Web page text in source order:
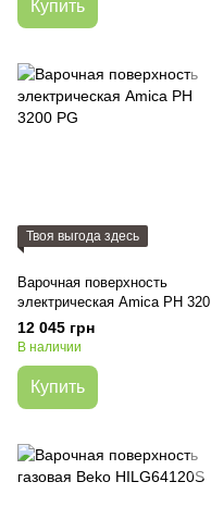
Купить
Твоя выгода здесь
Варочная поверхность
электрическая Amica PH 3200
PG
12 045 грн
В наличии
Купить